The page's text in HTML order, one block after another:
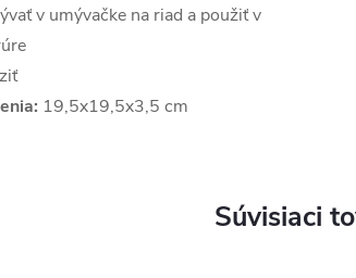
v umývačke na riad a použiť v
19,5x19,5x3,5 cm
Súvisiaci